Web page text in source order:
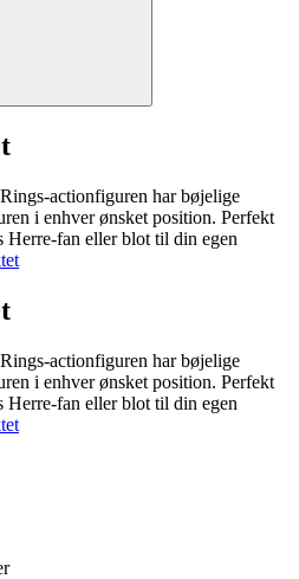
actionfiguren har bøjelige
i enhver ønsket position. Perfekt
fan eller blot til din egen
actionfiguren har bøjelige
i enhver ønsket position. Perfekt
fan eller blot til din egen